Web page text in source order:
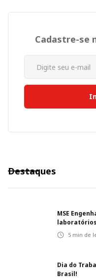
Cadastre-se
Destaques
MSE
5 min de
Dia do
Brasil!